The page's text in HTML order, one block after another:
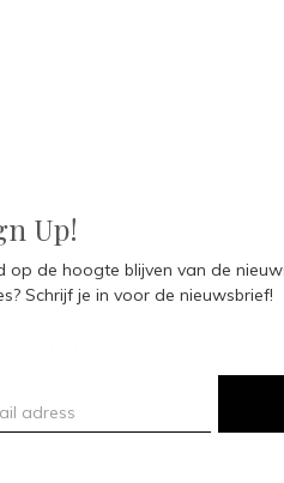
Up!
op de hoogte blijven van de
Schrijf je in voor de nieuwsbrief!